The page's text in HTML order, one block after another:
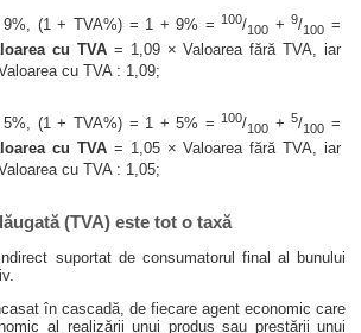
9%, (1 + TVA%) = 1 + 9% =100/100 +9/100 =
cu TVA = 1,09 × Valoarea fără TVA, iar
cu TVA : 1,09;
5%, (1 + TVA%) = 1 + 5% =100/100 +5/100 =
cu TVA = 1,05 × Valoarea fără TVA, iar
cu TVA : 1,05;
(TVA) este tot o taxă
suportat de consumatorul final al bunului
în cascadă, de fiecare agent economic care
al realizării unui produs sau prestării unui